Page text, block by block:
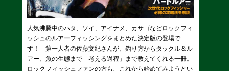
人気沸騰中のハタ、ソイ、アイナメ、カサゴなどロックフィ
ッシュのルアーフィッシングをまとめた決定版の登場で
す！ 第一人者の佐藤文紀さんが、釣り方からタックル＆ル
アー、魚の生態まで「考える過程」まで教えてくれる一冊。
ロックフィッシュファンの方も、これから始めてみようとい